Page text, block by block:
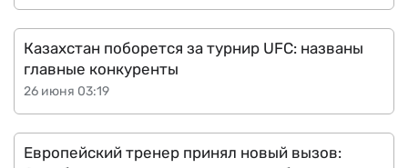
26 июня 03:19
Казахстан поборется за турнир UFC: названы
главные конкуренты
Европейский тренер принял новый вызов: